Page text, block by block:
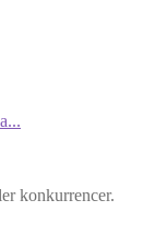
konkurrencer.